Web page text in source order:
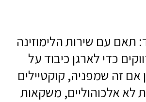
תאם עם שירות הלימוזינה
כדי לארגן כיבוד על
אם זה שמפניה, קוקטיילים
לא אלכוהוליים, משקאות